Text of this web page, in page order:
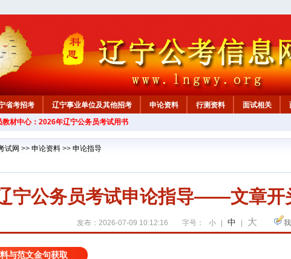
省考招考 辽宁事业单位及其他招考 申论资料 行测资料 面试相关
教材中心：2026年辽宁公务员考试用书
试网 >> 申论资料 >> 申论指导
宁公务员考试申论指导——文章开
发布：2026-07-09 10:12:16 字号： 小 中 大
与范文金句获取